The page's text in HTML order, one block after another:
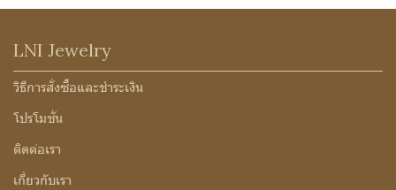
LNI Jewelry
วิธีการสั่งซื้อและชำระเงิน
โปรโมชั่น
ติดต่อเรา
เกี่ยวกับเรา